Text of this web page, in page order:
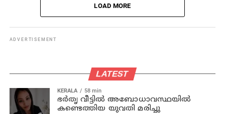
LOAD MORE
ADVERTISEMENT
LATEST
KERALA 58 min
ഭര്‍തൃ വീട്ടില്‍ അബോധാവസ്ഥയില്‍
കണ്ടെത്തിയ യുവതി മരിച്ചു